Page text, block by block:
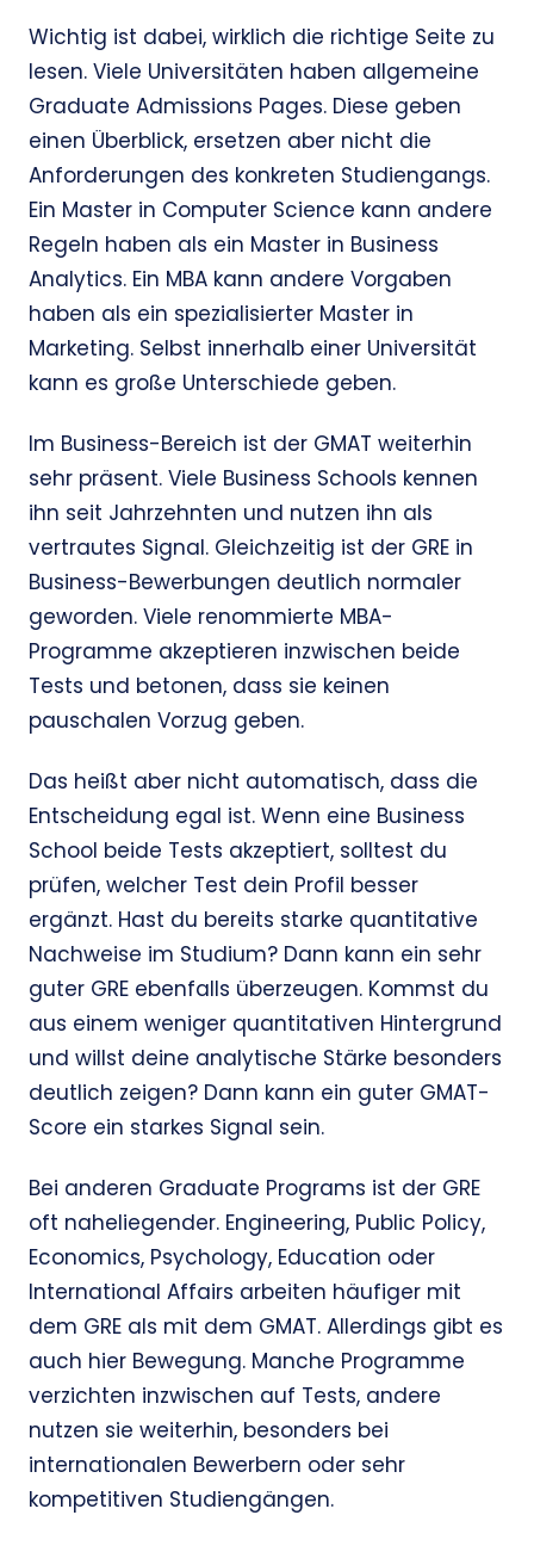
Wichtig ist dabei, wirklich die richtige Seite zu
lesen. Viele Universitäten haben allgemeine
Graduate Admissions Pages. Diese geben
einen Überblick, ersetzen aber nicht die
Anforderungen des konkreten Studiengangs.
Ein Master in Computer Science kann andere
Regeln haben als ein Master in Business
Analytics. Ein MBA kann andere Vorgaben
haben als ein spezialisierter Master in
Marketing. Selbst innerhalb einer Universität
kann es große Unterschiede geben.
Im Business-Bereich ist der GMAT weiterhin
sehr präsent. Viele Business Schools kennen
ihn seit Jahrzehnten und nutzen ihn als
vertrautes Signal. Gleichzeitig ist der GRE in
Business-Bewerbungen deutlich normaler
geworden. Viele renommierte MBA-
Programme akzeptieren inzwischen beide
Tests und betonen, dass sie keinen
pauschalen Vorzug geben.
Das heißt aber nicht automatisch, dass die
Entscheidung egal ist. Wenn eine Business
School beide Tests akzeptiert, solltest du
prüfen, welcher Test dein Profil besser
ergänzt. Hast du bereits starke quantitative
Nachweise im Studium? Dann kann ein sehr
guter GRE ebenfalls überzeugen. Kommst du
aus einem weniger quantitativen Hintergrund
und willst deine analytische Stärke besonders
deutlich zeigen? Dann kann ein guter GMAT-
Score ein starkes Signal sein.
Bei anderen Graduate Programs ist der GRE
oft naheliegender. Engineering, Public Policy,
Economics, Psychology, Education oder
International Affairs arbeiten häufiger mit
dem GRE als mit dem GMAT. Allerdings gibt es
auch hier Bewegung. Manche Programme
verzichten inzwischen auf Tests, andere
nutzen sie weiterhin, besonders bei
internationalen Bewerbern oder sehr
kompetitiven Studiengängen.